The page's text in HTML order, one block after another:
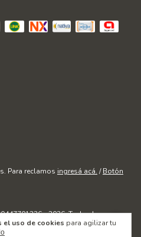
el uso de cookies para agilizar tu
Para reclamos ingresá acá. / Botón
- 2026. Todos los